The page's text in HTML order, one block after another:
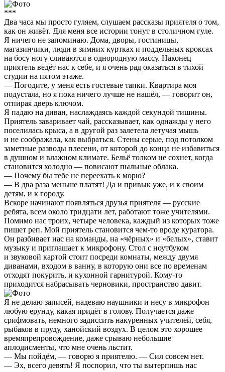
***
Два часа мы просто гуляем, слушаем рассказы приятеля о том,
как он живёт. Для меня все истории тонут в столичном гуле.
Я ничего не запоминаю. Дома, дворы, гостиницы,
магазинчики, люди в зимних куртках и поддельных кроксах
на босу ногу сливаются в однородную массу. Наконец
приятель ведёт нас к себе, и я очень рад оказаться в тихой
студии на пятом этаже.
— Погодите, у меня есть гостевые тапки. Квартира моя
подустала, но я пока ничего лучше не нашёл, — говорит он,
отпирая дверь ключом.
Я падаю на диван, наслаждаясь каждой секундой тишины.
Приятель заваривает чай, рассказывает, как однажды у него
поселилась крыса, а в другой раз залетела летучая мышь
и не соображала, как выбраться. Стены серые, под потолком
заметные разводы плесени, от которой до конца не избавиться
в душном и влажном климате. Бельё толком не сохнет, когда
становится холодно — повисают пыльные облака.
— Почему бы тебе не переехать к морю?
— В два раза меньше платят! Да и привык уже, и к своим
детям, и к городу.
Вскоре начинают появляться друзья приятеля — русские
ребята, всем около тридцати лет, работают тоже учителями.
Помимо нас троих, четыре человека, каждый из которых тоже
пишет реп. Мой приятель становится чем-то вроде куратора.
Он разбивает нас на команды, на «чёрных» и «белых», ставит
музыку и приглашает к микрофону. Стол с ноутбуком
и звуковой картой стоит посреди комнаты, между двумя
диванами, входом в ванну, в которую они все по временам
отходят покурить, и кухонной гарнитурой. Кому-то
приходится набрасывать черновики, пространство давит.
Я не делаю записей, надеваю наушники и несу в микрофон
любую ерунду, какая придёт в голову. Получается даже
срифмовать, немного задиссить накуренных учителей, себя,
рыбаков в пруду, ханойский воздух. В целом это хорошее
времяпрепровождение, даже срываю небольшие
аплодисменты, что мне очень льстит.
— Мы пойдём, — говорю я приятелю. — Сил совсем нет.
— Эх, всего девять! Я поспорил, что ты вытерпишь нас